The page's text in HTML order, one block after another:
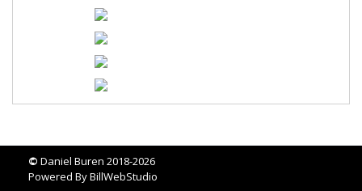
© Daniel Buren 2018-2026
Powered ByBillWebStudio